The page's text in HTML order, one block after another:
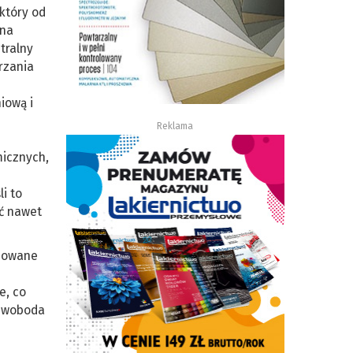
od
i
to
nawet
co
Reklama